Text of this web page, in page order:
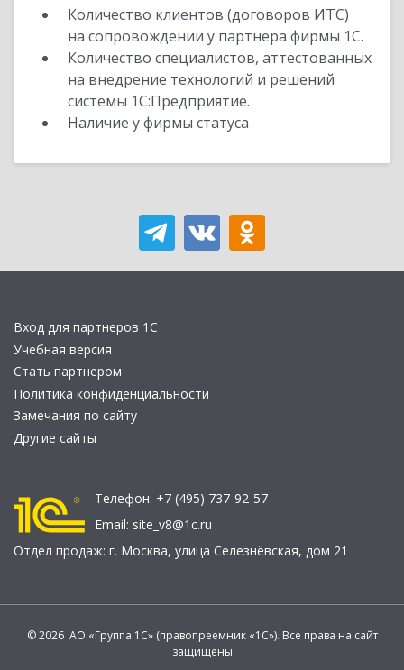
Количество клиентов (договоров ИТС)
на сопровождении у партнера фирмы 1С.
Количество специалистов, аттестованных
на внедрение технологий и решений
системы 1С:Предприятие.
Наличие у фирмы статуса
Вход для партнеров 1С
Учебная версия
Стать партнером
Политика конфиденциальности
Замечания по сайту
Другие сайты
Телефон: +7 (495) 737-92-57
Email: site_v8@1c.ru
Отдел продаж: г. Москва, улица Селезнёвская, дом 21
© 2026 АО «Группа 1С» (правопреемник «1С»). Все права на сайт
защищены